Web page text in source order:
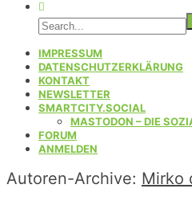
IMPRESSUM
DATENSCHUTZERKLÄRUNG
KONTAKT
NEWSLETTER
SMARTCITY.SOCIAL
MASTODON – DIE
FORUM
ANMELDEN
Autoren-Archive: Mirko